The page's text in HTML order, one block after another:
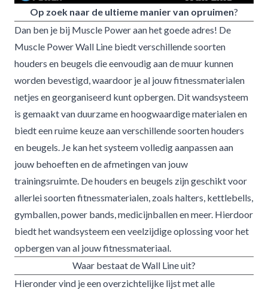
Op zoek naar de ultieme manier van opruimen?
Dan ben je bij Muscle Power aan het goede adres! De
Muscle Power Wall Line biedt verschillende soorten
houders en beugels die eenvoudig aan de muur kunnen
worden bevestigd, waardoor je al jouw fitnessmaterialen
netjes en georganiseerd kunt opbergen. Dit wandsysteem
is gemaakt van duurzame en hoogwaardige materialen en
biedt een ruime keuze aan verschillende soorten houders
en beugels. Je kan het systeem volledig aanpassen aan
jouw behoeften en de afmetingen van jouw
trainingsruimte. De houders en beugels zijn geschikt voor
allerlei soorten fitnessmaterialen, zoals halters, kettlebells,
gymballen, power bands, medicijnballen en meer. Hierdoor
biedt het wandsysteem een veelzijdige oplossing voor het
opbergen van al jouw fitnessmateriaal.
Waar bestaat de Wall Line uit?
Hieronder vind je een overzichtelijke lijst met alle